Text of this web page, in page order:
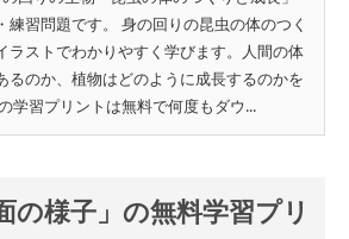
練習問題です。 身の回りの昆虫の体のつく
ラストでわかりやすく学びます。人間の体
るのか、植物はどのように成長するのかを
学習プリントは無料で何度もダウ...
の様子」の無料学習プリ